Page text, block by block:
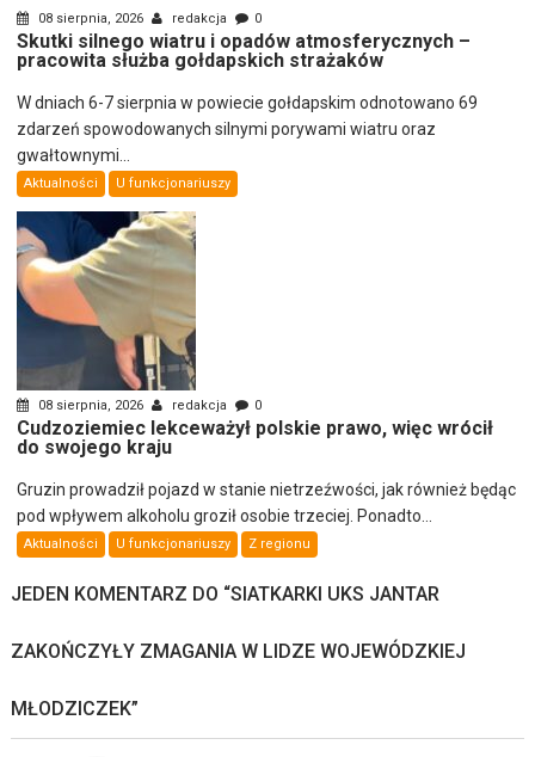
08 sierpnia, 2026 redakcja 0
Skutki silnego wiatru i opadów atmosferycznych –
pracowita służba gołdapskich strażaków
W dniach 6-7 sierpnia w powiecie gołdapskim odnotowano 69
zdarzeń spowodowanych silnymi porywami wiatru oraz
gwałtownymi...
Aktualności U funkcjonariuszy
08 sierpnia, 2026 redakcja 0
Cudzoziemiec lekceważył polskie prawo, więc wrócił
do swojego kraju
Gruzin prowadził pojazd w stanie nietrzeźwości, jak również będąc
pod wpływem alkoholu groził osobie trzeciej. Ponadto...
Aktualności U funkcjonariuszy Z regionu
JEDEN KOMENTARZ DO “SIATKARKI UKS JANTAR
ZAKOŃCZYŁY ZMAGANIA W LIDZE WOJEWÓDZKIEJ
MŁODZICZEK”